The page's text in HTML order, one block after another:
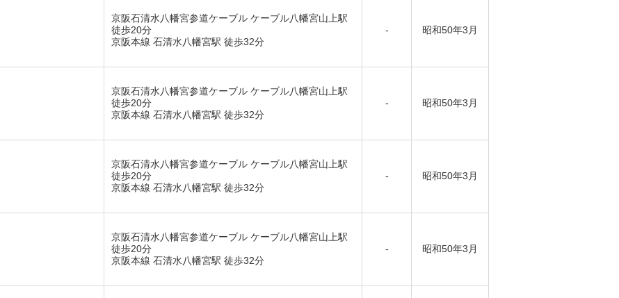
京阪石清水八幡宮参道ケーブル ケーブル八幡宮山上駅
徒歩20分
京阪本線 石清水八幡宮駅 徒歩32分
- 昭和50年3月
京阪石清水八幡宮参道ケーブル ケーブル八幡宮山上駅
徒歩20分
京阪本線 石清水八幡宮駅 徒歩32分
- 昭和50年3月
京阪石清水八幡宮参道ケーブル ケーブル八幡宮山上駅
徒歩20分
京阪本線 石清水八幡宮駅 徒歩32分
- 昭和50年3月
京阪石清水八幡宮参道ケーブル ケーブル八幡宮山上駅
徒歩20分
京阪本線 石清水八幡宮駅 徒歩32分
- 昭和50年3月